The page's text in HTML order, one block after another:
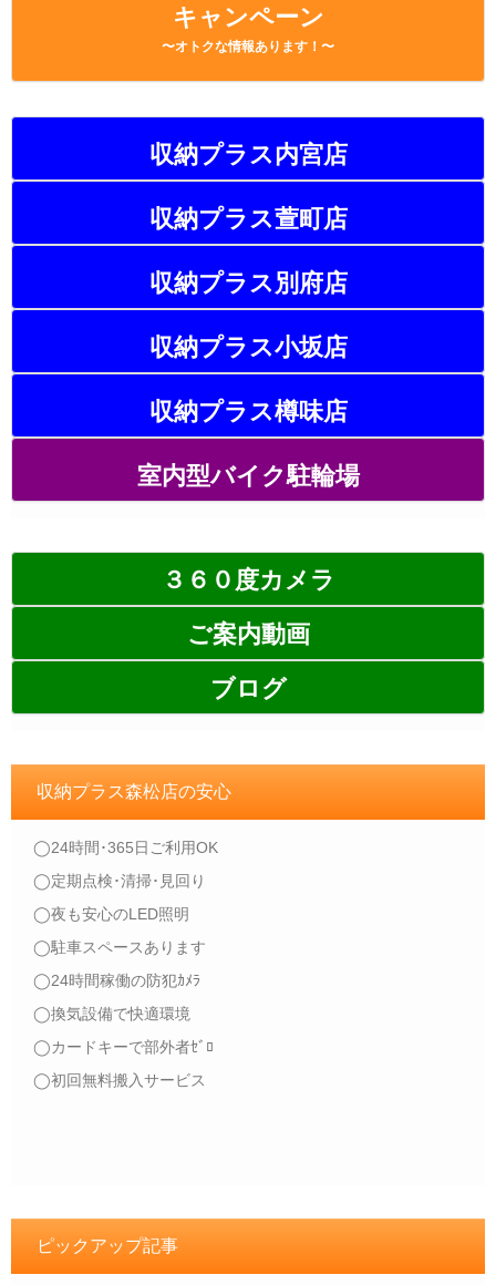
キャンペーン
〜オトクな情報あります！〜
収納プラス内宮店
収納プラス萱町店
収納プラス別府店
収納プラス小坂店
収納プラス樽味店
室内型バイク駐輪場
３６０度カメラ
ご案内動画
ブログ
収納プラス森松店の安心
◯24時間･365日ご利用OK
◯定期点検･清掃･見回り
◯夜も安心のLED照明
◯駐車スペースあります
◯24時間稼働の防犯ｶﾒﾗ
◯換気設備で快適環境
◯カードキーで部外者ｾﾞﾛ
◯初回無料搬入サービス
ピックアップ記事